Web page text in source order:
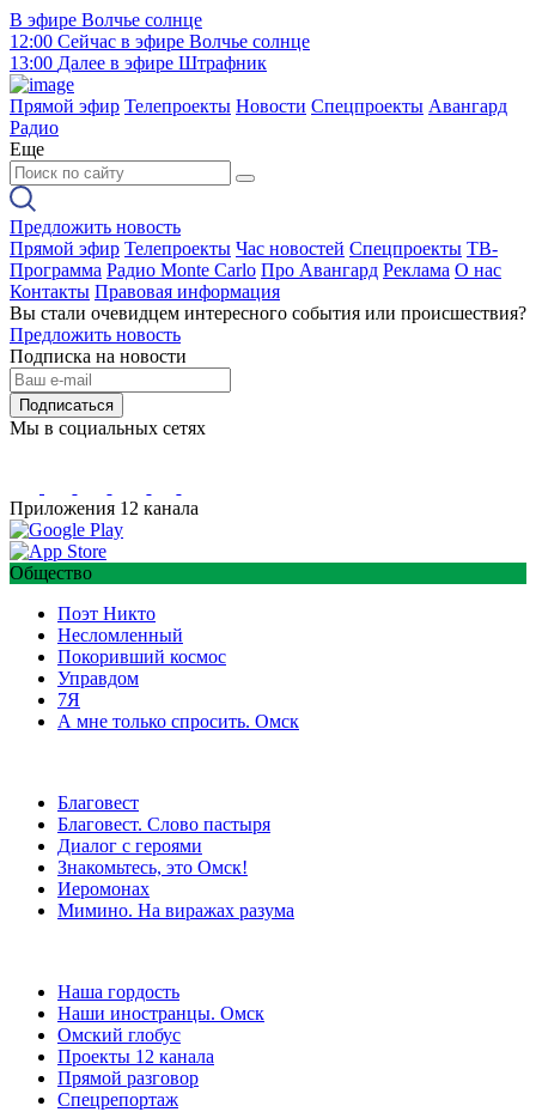
В эфире Волчье солнце
12:00 Сейчас в эфире Волчье солнце
13:00 Далее в эфире Штрафник
Прямой эфир Телепроекты Новости Спецпроекты Авангард
Радио
Еще
Предложить новость
Прямой эфир Телепроекты Час новостей Спецпроекты ТВ-
Программа Радио Monte Carlo Про Авангард Реклама О нас
Контакты Правовая информация
Вы стали очевидцем интересного события или происшествия?
Предложить новость
Подписка на новости
Подписаться
Мы в социальных сетях
Приложения 12 канала
Общество
Поэт Никто
Несломленный
Покоривший космос
Управдом
7Я
А мне только спросить. Омск
Благовест
Благовест. Слово пастыря
Диалог с героями
Знакомьтесь, это Омск!
Иеромонах
Мимино. На виражах разума
Наша гордость
Наши иностранцы. Омск
Омский глобус
Проекты 12 канала
Прямой разговор
Спецрепортаж